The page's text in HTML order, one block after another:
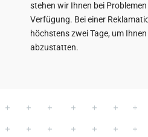
stehen wir Ihnen bei
Verfügung. Bei einer
höchstens zwei Tage, um
abzustatten.